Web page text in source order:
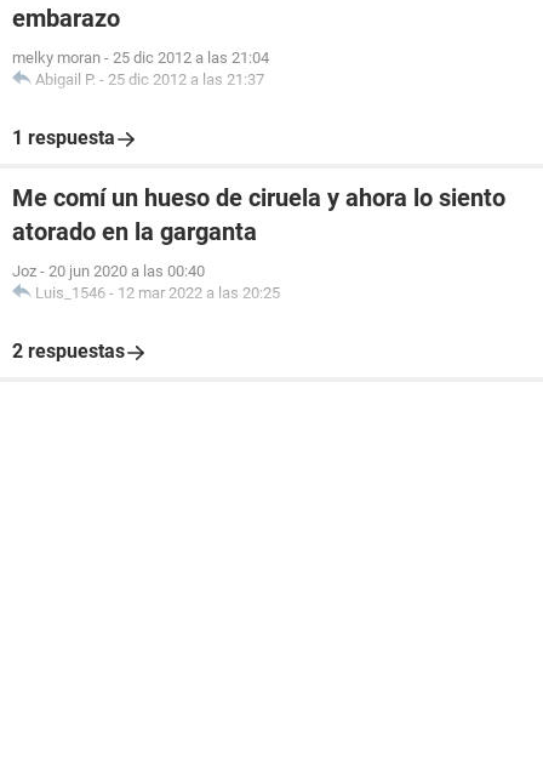
embarazo
melky moran - 25 dic 2012 a las 21:04
Abigail P. - 25 dic 2012 a las 21:37
1 respuesta
Me comí un hueso de ciruela y ahora lo siento
atorado en la garganta
Joz - 20 jun 2020 a las 00:40
Luis_1546 - 12 mar 2022 a las 20:25
2 respuestas